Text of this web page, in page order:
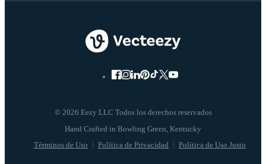
© 2026 Eezy LLC Todos los derechos reservados
Términos de Uso Política de Privacidad Política de Uso Justo